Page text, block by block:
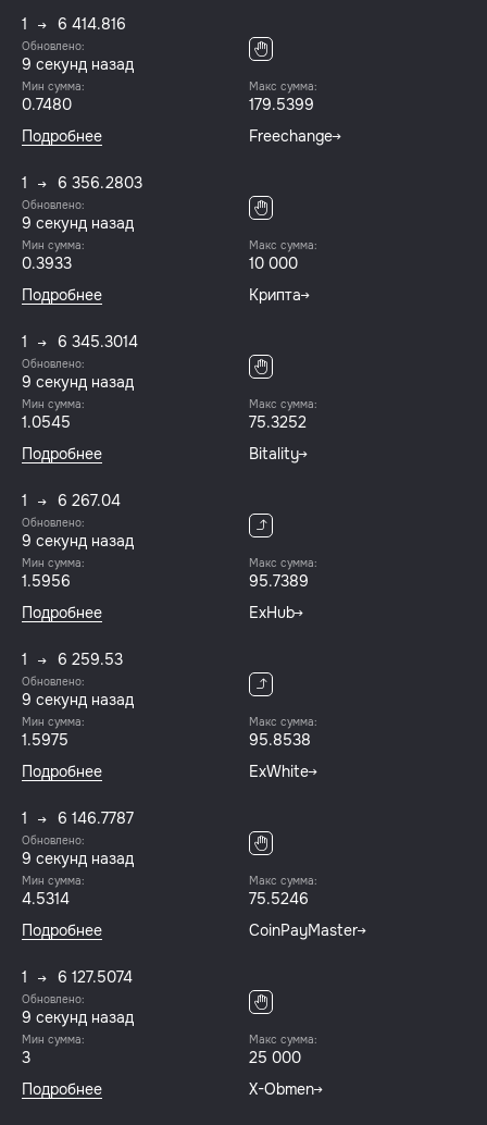
1 6 414.816
Обновлено:
10 секунд назад
Мин сумма:
0.7480
Макс сумма:
179.5399
Подробнее
Freechange
1 6 356.2803
Обновлено:
10 секунд назад
Мин сумма:
0.3933
Макс сумма:
10 000
Подробнее
Крипта
1 6 345.3014
Обновлено:
10 секунд назад
Мин сумма:
1.0545
Макс сумма:
75.3252
Подробнее
Bitality
1 6 267.04
Обновлено:
10 секунд назад
Мин сумма:
1.5956
Макс сумма:
95.7389
Подробнее
ExHub
1 6 259.53
Обновлено:
10 секунд назад
Мин сумма:
1.5975
Макс сумма:
95.8538
Подробнее
ExWhite
1 6 146.7787
Обновлено:
10 секунд назад
Мин сумма:
4.5314
Макс сумма:
75.5246
Подробнее
CoinPayMaster
1 6 127.5074
Обновлено:
10 секунд назад
Мин сумма:
3
Макс сумма:
25 000
Подробнее
X-Obmen